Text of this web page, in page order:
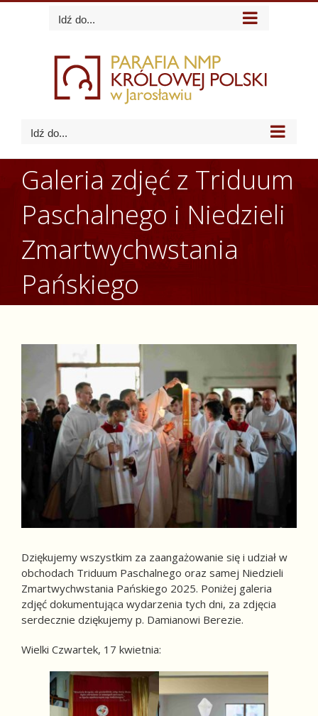
Idź do...
Idź do...
Galeria zdjęć z Triduum
Paschalnego i Niedzieli
Zmartwychwstania
Pańskiego
Dziękujemy wszystkim za zaangażowanie się i udział w
obchodach Triduum Paschalnego oraz samej Niedzieli
Zmartwychwstania Pańskiego 2025. Poniżej galeria
zdjęć dokumentująca wydarzenia tych dni, za zdjęcia
serdecznie dziękujemy p. Damianowi Berezie.
Wielki Czwartek, 17 kwietnia: